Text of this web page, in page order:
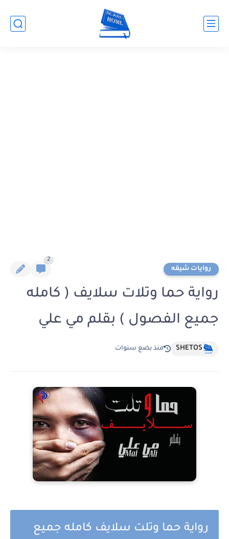
روايات شيقه
2
رواية حما وتلات سلايف ( كامله
جميع الفصول ) بقلم مي علي
SHETOS منذ بضع سنوات
رواية حما وتلت سلايف كامله جميع